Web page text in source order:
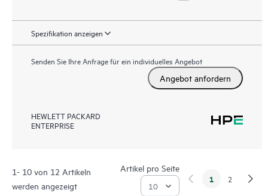
Spezifikation anzeigen
Senden Sie Ihre Anfrage für ein individuelles Angebot
Angebot anfordern
HEWLETT PACKARD
ENTERPRISE
1- 10 von 12 Artikeln
werden angezeigt
Artikel pro Seite
1 2